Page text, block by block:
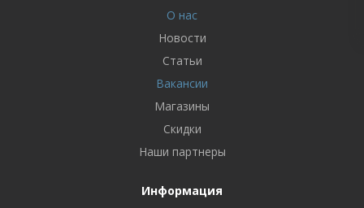
О нас
Новости
Статьи
Вакансии
Магазины
Скидки
Наши партнеры
Информация